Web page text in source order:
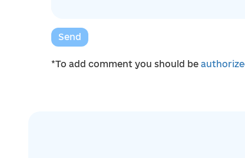
Send
*To add comment you should be